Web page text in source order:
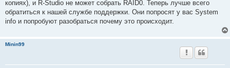
копиях), и R-Studio не может собрать RAID0. Теперь лучше всего
обратиться к нашей службе поддержки. Они попросят у вас System
info и попробуют разобраться почему это происходит.
Minin99